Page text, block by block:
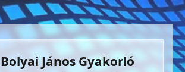
Bolyai János Gyakorló